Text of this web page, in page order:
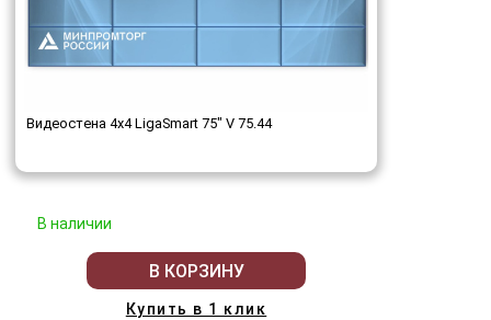
Видеостена 4x4 LigaSmart 75" V 75.44
В наличии
В КОРЗИНУ
Купить в 1 клик